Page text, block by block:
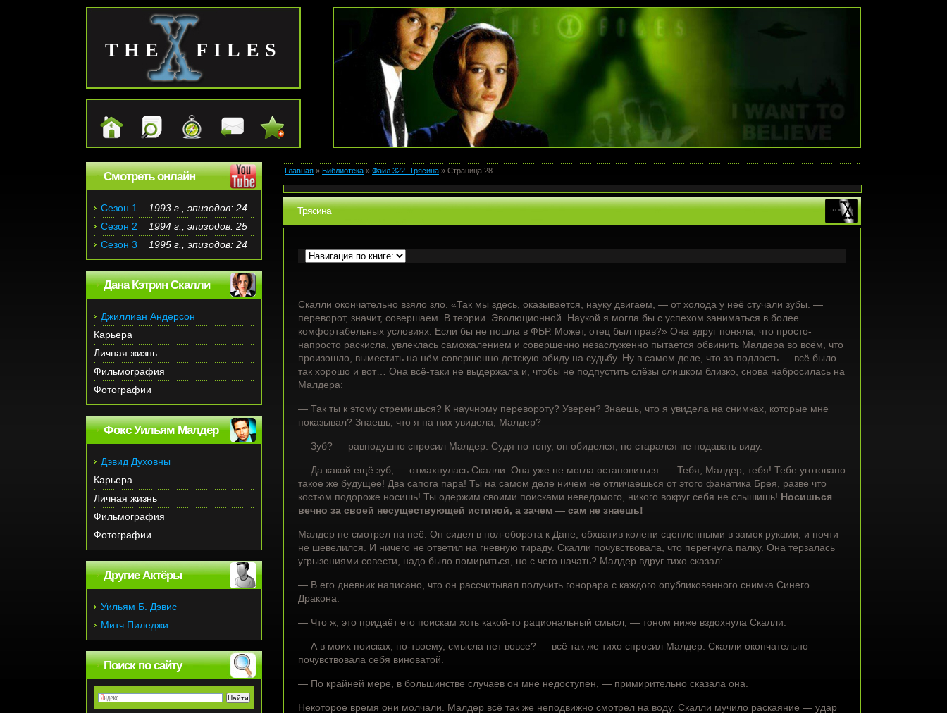
THE FILES
Главная » Библиотека » Файл 322. Трясина » Страница 28
Трясина
Скалли окончательно взяло зло. «Так мы здесь, оказывается, науку двигаем, — от холода у неё стучали зубы. —
переворот, значит, совершаем. В теории. Эволюционной. Наукой я могла бы с успехом заниматься в более
комфортабельных условиях. Если бы не пошла в ФБР. Может, отец был прав?» Она вдруг поняла, что просто-
напросто раскисла, увлеклась саможалением и совершенно незаслуженно пытается обвинить Малдера во всём, что
произошло, выместить на нём совершенно детскую обиду на судьбу. Ну в самом деле, что за подлость — всё было
так хорошо и вот… Она всё-таки не выдержала и, чтобы не подпустить слёзы слишком близко, снова набросилась на
Малдера:
— Так ты к этому стремишься? К научному перевороту? Уверен? Знаешь, что я увидела на снимках, которые мне
показывал? Знаешь, что я на них увидела, Малдер?
— Зуб? — равнодушно спросил Малдер. Судя по тону, он обиделся, но старался не подавать виду.
— Да какой ещё зуб, — отмахнулась Скалли. Она уже не могла остановиться. — Тебя, Малдер, тебя! Тебе уготовано
такое же будущее! Два сапога пара! Ты на самом деле ничем не отличаешься от этого фанатика Брея, разве что
костюм подороже носишь! Ты одержим своими поисками неведомого, никого вокруг себя не слышишь! Носишься
вечно за своей несуществующей истиной, а зачем — сам не знаешь!
Малдер не смотрел на неё. Он сидел в пол-оборота к Дане, обхватив колени сцепленными в замок руками, и почти
не шевелился. И ничего не ответил на гневную тираду. Скалли почувствовала, что перегнула палку. Она терзалась
угрызениями совести, надо было помириться, но с чего начать? Малдер вдруг тихо сказал:
— В его дневник написано, что он рассчитывал получить гонорара с каждого опубликованного снимка Синего
Дракона.
— Что ж, это придаёт его поискам хоть какой-то рациональный смысл, — тоном ниже вздохнула Скалли.
— А в моих поисках, по-твоему, смысла нет вовсе? — всё так же тихо спросил Малдер. Скалли окончательно
почувствовала себя виноватой.
— По крайней мере, в большинстве случаев он мне недоступен, — примирительно сказала она.
Некоторое время они молчали. Малдер всё так же неподвижно смотрел на воду. Скалли мучило раскаяние — удар
Смотреть онлайн
Сезон 1
1993 г., эпизодов: 24.
Сезон 2
1994 г., эпизодов: 25
Сезон 3
1995 г., эпизодов: 24
Дана Кэтрин Скалли
Джиллиан Андерсон
Карьера
Личная жизнь
Фильмография
Фотографии
Фокс Уильям Малдер
Дэвид Духовны
Карьера
Личная жизнь
Фильмография
Фотографии
Другие Актёры
Уильям Б. Дэвис
Митч Пиледжи
Поиск по сайту